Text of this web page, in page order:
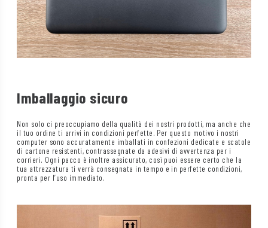
Imballaggio sicuro
Non solo ci preoccupiamo della qualità dei nostri prodotti, ma anche che
il tuo ordine ti arrivi in condizioni perfette. Per questo motivo i nostri
computer sono accuratamente imballati in confezioni dedicate e scatole
di cartone resistenti, contrassegnate da adesivi di avvertenza per i
corrieri. Ogni pacco è inoltre assicurato, così puoi essere certo che la
tua attrezzatura ti verrà consegnata in tempo e in perfette condizioni,
pronta per l’uso immediato.